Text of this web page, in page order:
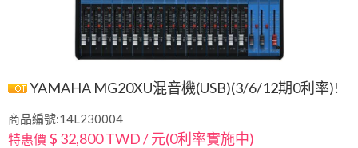
YAMAHA MG20XU混音機(USB)(3/6/12期0利率)!
商品編號:14L230004
特惠價 $ 32,800 TWD / 元(0利率實施中)